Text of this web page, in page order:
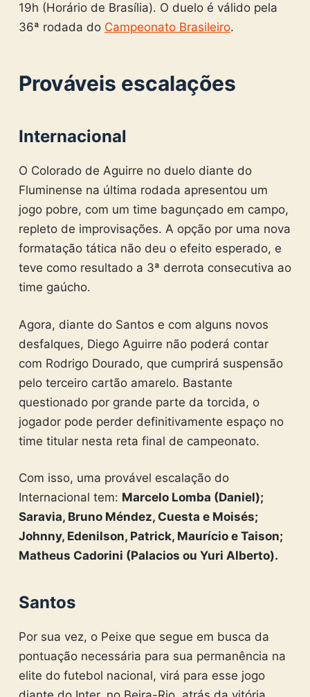
19h (Horário de Brasília). O duelo é válido pela
36ª rodada do Campeonato Brasileiro.
Prováveis escalações
Internacional
O Colorado de Aguirre no duelo diante do
Fluminense na última rodada apresentou um
jogo pobre, com um time bagunçado em campo,
repleto de improvisações. A opção por uma nova
formatação tática não deu o efeito esperado, e
teve como resultado a 3ª derrota consecutiva ao
time gaúcho.
Agora, diante do Santos e com alguns novos
desfalques, Diego Aguirre não poderá contar
com Rodrigo Dourado, que cumprirá suspensão
pelo terceiro cartão amarelo. Bastante
questionado por grande parte da torcida, o
jogador pode perder definitivamente espaço no
time titular nesta reta final de campeonato.
Com isso, uma provável escalação do
Internacional tem: Marcelo Lomba (Daniel);
Saravia, Bruno Méndez, Cuesta e Moisés;
Johnny, Edenilson, Patrick, Maurício e Taison;
Matheus Cadorini (Palacios ou Yuri Alberto).
Santos
Por sua vez, o Peixe que segue em busca da
pontuação necessária para sua permanência na
elite do futebol nacional, virá para esse jogo